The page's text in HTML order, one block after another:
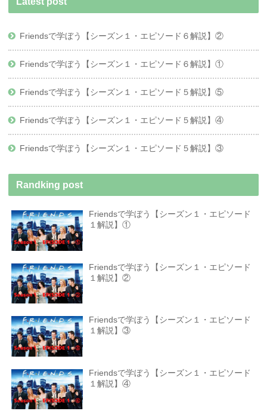
Friendsで学ぼう【シーズン１・エピソード６解説】②
Friendsで学ぼう【シーズン１・エピソード６解説】①
Friendsで学ぼう【シーズン１・エピソード５解説】⑤
Friendsで学ぼう【シーズン１・エピソード５解説】④
Friendsで学ぼう【シーズン１・エピソード５解説】③
Randking post
Friendsで学ぼう【シーズン１・エピソード
１解説】①
Friendsで学ぼう【シーズン１・エピソード
１解説】②
Friendsで学ぼう【シーズン１・エピソード
１解説】③
Friendsで学ぼう【シーズン１・エピソード
１解説】④